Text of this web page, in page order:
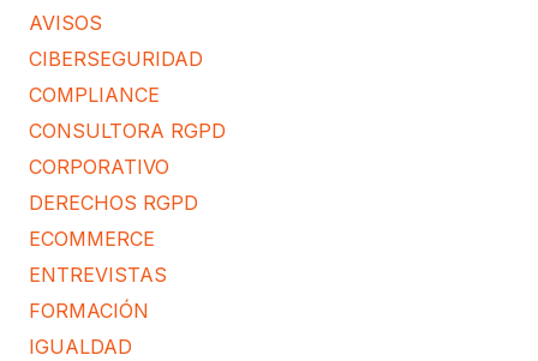
AVISOS
CIBERSEGURIDAD
COMPLIANCE
CONSULTORA RGPD
CORPORATIVO
DERECHOS RGPD
ECOMMERCE
ENTREVISTAS
FORMACIÓN
IGUALDAD